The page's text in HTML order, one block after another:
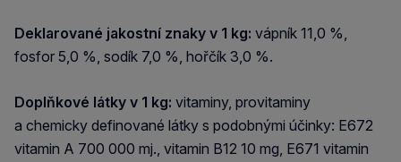
Deklarované jakostní znaky v 1 kg: vápník 11,0 %,
fosfor 5,0 %, sodík 7,0 %, hořčík 3,0 %.
Doplňkové látky v 1 kg: vitaminy, provitaminy
a chemicky definované látky s podobnými účinky: E672
vitamin A 700 000 mj., vitamin B12 10 mg, E671 vitamin